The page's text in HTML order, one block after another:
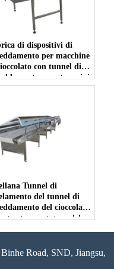
di dispositivi di
per macchine
con tunnel di
a nastro mini
in Cina
Tunnel di
del tunnel di
del cioccolato
trasportatore del
Road, SND, Jiangsu,